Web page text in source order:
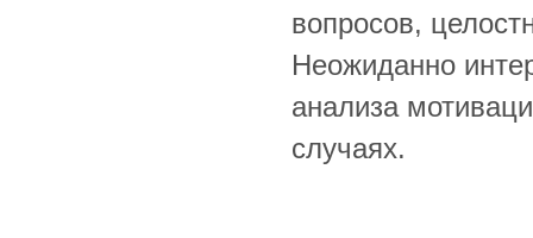
вопросов,
Неожиданно
анализа
случаях.